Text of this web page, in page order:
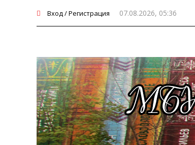
Вход / Регистрация 07.08.2026, 05:36